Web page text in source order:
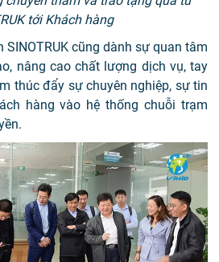
tới Khách hàng
cũng dành sự quan tâm
nâng cao chất lượng dịch vụ, tay
thúc đẩy sự chuyên nghiệp, sự tin
hàng vào hệ thống chuỗi trạm